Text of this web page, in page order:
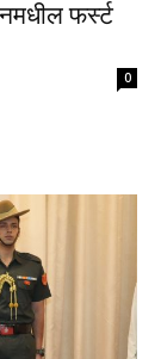
फर्स्ट
0